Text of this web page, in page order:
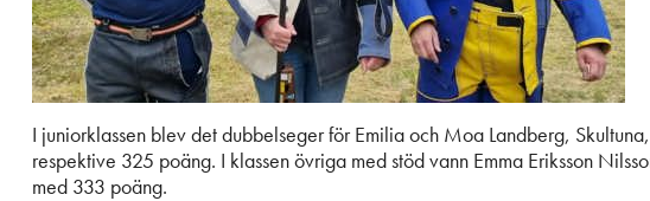
I juniorklassen blev det dubbelseger för Emilia och Moa Landberg,
respektive 325 poäng. I klassen övriga med stöd vann Emma Eriksson
med 333 poäng.